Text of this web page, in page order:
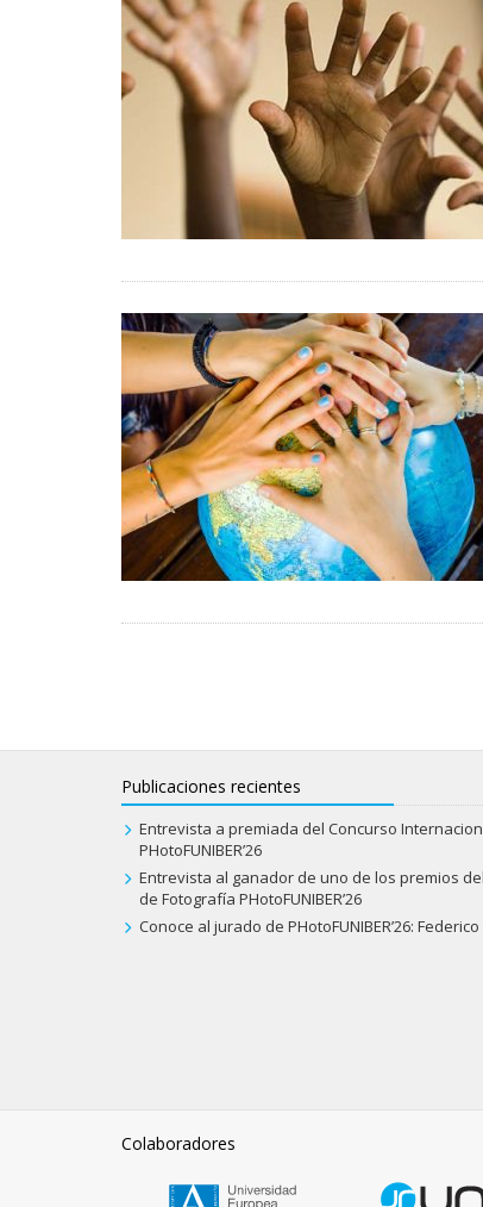
Publicaciones recientes
Entrevista a premiada del Concurso
PHotoFUNIBER’26
Entrevista al ganador de uno de los premios
de Fotografía PHotoFUNIBER’26
Conoce al jurado de PHotoFUNIBER’26: Federico
Colaboradores